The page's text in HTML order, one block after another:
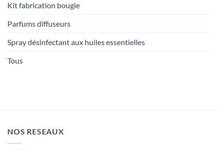
Kit fabrication bougie
Parfums diffuseurs
Spray désinfectant aux huiles essentielles
Tous
NOS RESEAUX